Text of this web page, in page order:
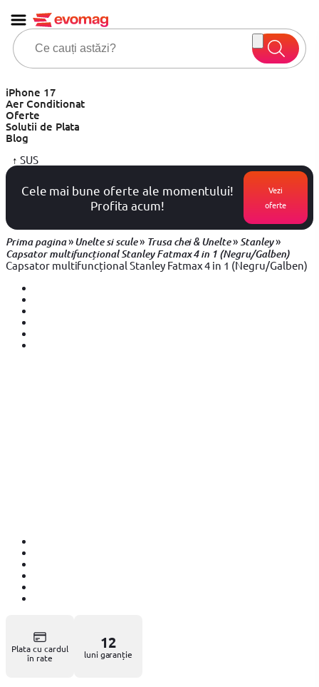
iPhone 17
Aer Conditionat
Oferte
Solutii de Plata
Blog
↑ SUS
Cele mai bune oferte ale momentului!
Profita acum!
Vezi
oferte
Prima pagina»Unelte si scule» Trusa chei & Unelte»Stanley»
Capsator multifuncțional Stanley Fatmax 4 in 1 (Negru/Galben)
Capsator multifuncțional Stanley Fatmax 4 in 1 (Negru/Galben)
Plata cu cardul
în rate
12
luni garanție